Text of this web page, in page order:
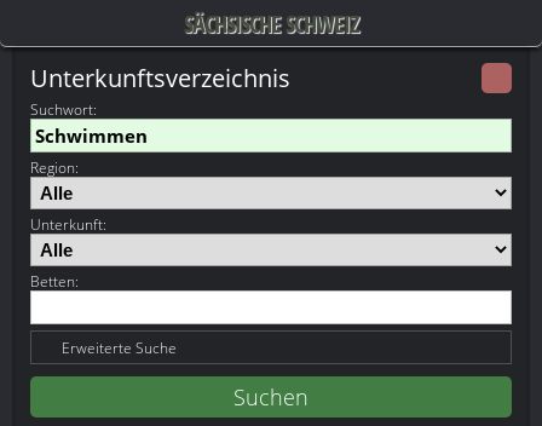
SÄCHSISCHE SCHWEIZ
Unterkunftsverzeichnis
Suchwort:
Region:
Unterkunft:
Betten:
Erweiterte Suche